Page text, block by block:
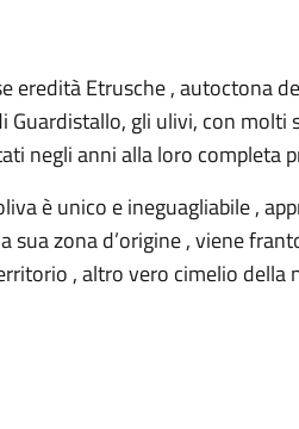
eredità Etrusche , autoctona
Guardistallo, gli ulivi, con molti
negli anni alla loro completa
è unico e ineguagliabile ,
zona d’origine , viene
, altro vero cimelio della